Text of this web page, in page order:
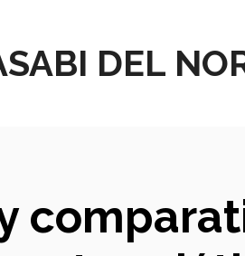
DEL